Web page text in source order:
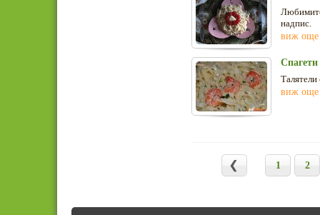
надпис.
виж още
Талятели
виж още
1 2